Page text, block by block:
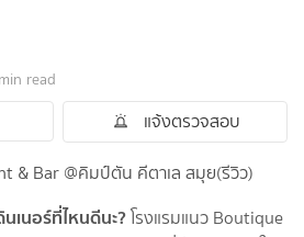
read
แจ้งตรวจสอบ
เนอร์ที่ไหนดีนะ?โรงแรมแนว Boutique